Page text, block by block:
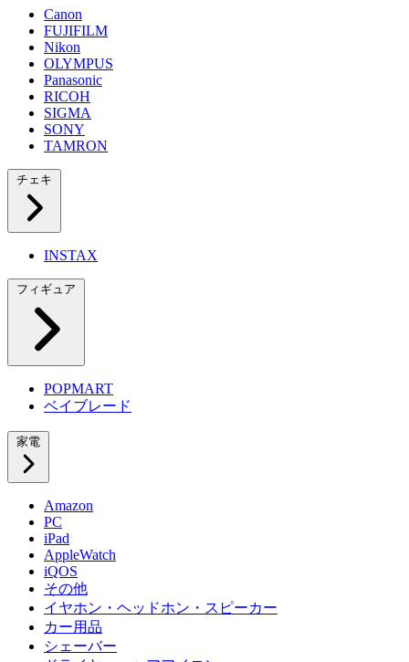
Canon
FUJIFILM
Nikon
OLYMPUS
Panasonic
RICOH
SIGMA
SONY
TAMRON
チェキ
INSTAX
フィギュア
POPMART
ベイブレード
家電
Amazon
PC
iPad
AppleWatch
iQOS
その他
イヤホン・ヘッドホン・スピーカー
カー用品
シェーバー